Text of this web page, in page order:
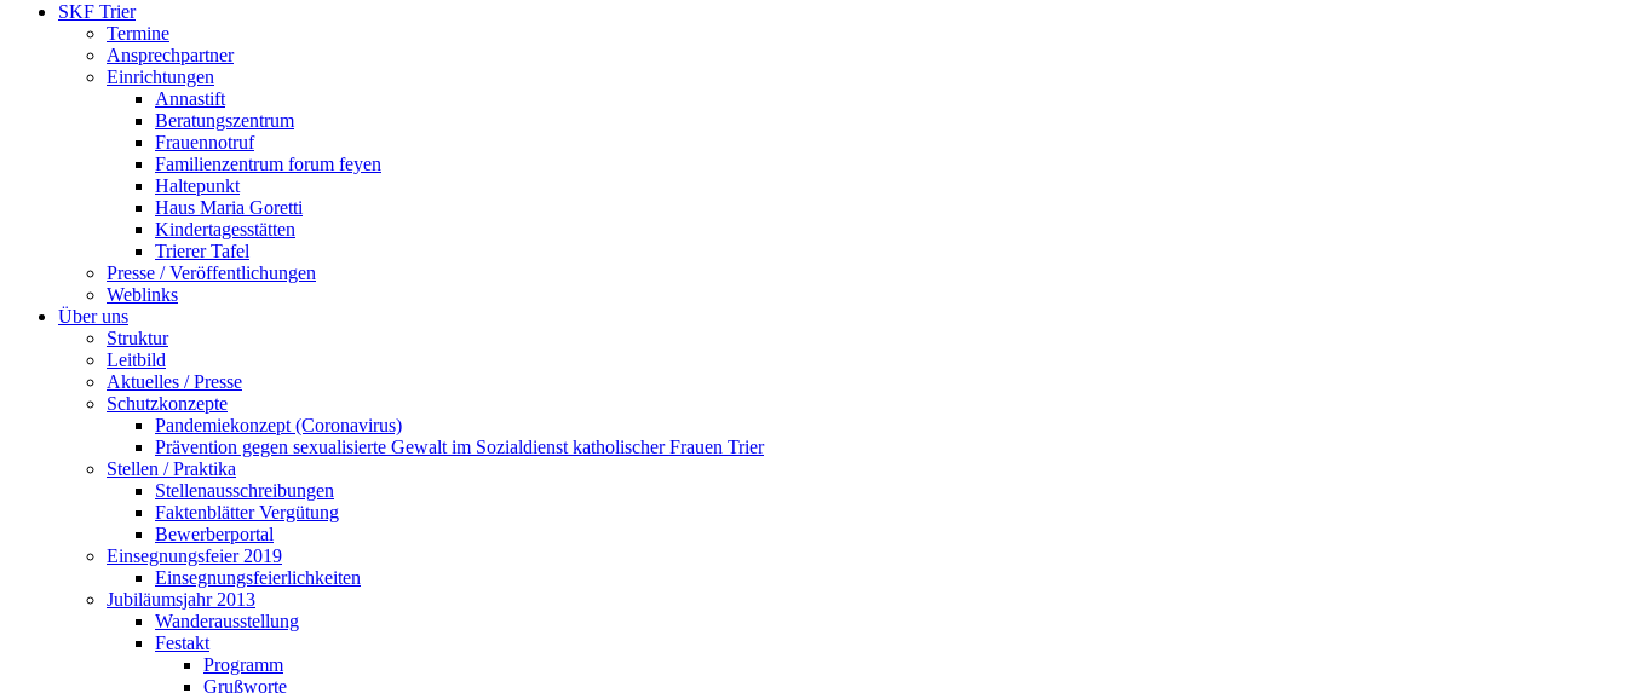
SKF Trier
Termine
Ansprechpartner
Einrichtungen
Annastift
Beratungszentrum
Frauennotruf
Familienzentrum forum feyen
Haltepunkt
Haus Maria Goretti
Kindertagesstätten
Trierer Tafel
Presse / Veröffentlichungen
Weblinks
Über uns
Struktur
Leitbild
Aktuelles / Presse
Schutzkonzepte
Pandemiekonzept (Coronavirus)
Prävention gegen sexualisierte Gewalt im Sozialdienst katholischer Frauen Trier
Stellen / Praktika
Stellenausschreibungen
Faktenblätter Vergütung
Bewerberportal
Einsegnungsfeier 2019
Einsegnungsfeierlichkeiten
Jubiläumsjahr 2013
Wanderausstellung
Festakt
Programm
Grußworte